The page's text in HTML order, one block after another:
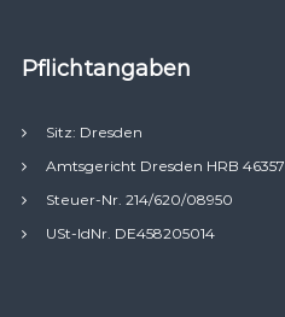
Pflichtangaben
Sitz: Dresden
Amtsgericht Dresden HRB 46357
Steuer-Nr. 214/620/08950
USt-IdNr. DE458205014